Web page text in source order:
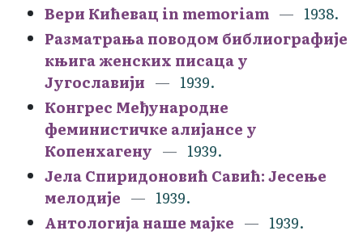
Вери Кићевац in memoriam
1938.
Разматрања поводом библиографије
књига женских писаца у
Југославији
1939.
Конгрес Међународне
феминистичке алијансе у
Копенхагену
1939.
Јела Спиридоновић Савић: Јесење
мелодије
1939.
Антологија наше мајке
1939.